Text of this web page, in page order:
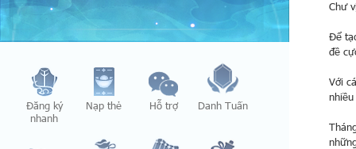
Đăng ký
nhanh
Nạp thẻ Hỗ trợ Danh Tuấn
Chư
Để
đề
Với